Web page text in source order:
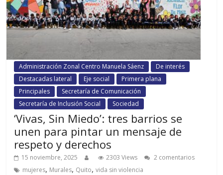
Administración Zonal Centro Manuela Sáenz
De interés
Destacadas lateral
Eje social
Primera plana
Principales
Secretaría de Comunicación
Secretaría de Inclusión Social
Sociedad
‘Vivas, Sin Miedo’: tres barrios se
unen para pintar un mensaje de
respeto y derechos
15 noviembre, 2025 2303 Views
2 comentarios
mujeres, Murales, Quito,vida sin violencia